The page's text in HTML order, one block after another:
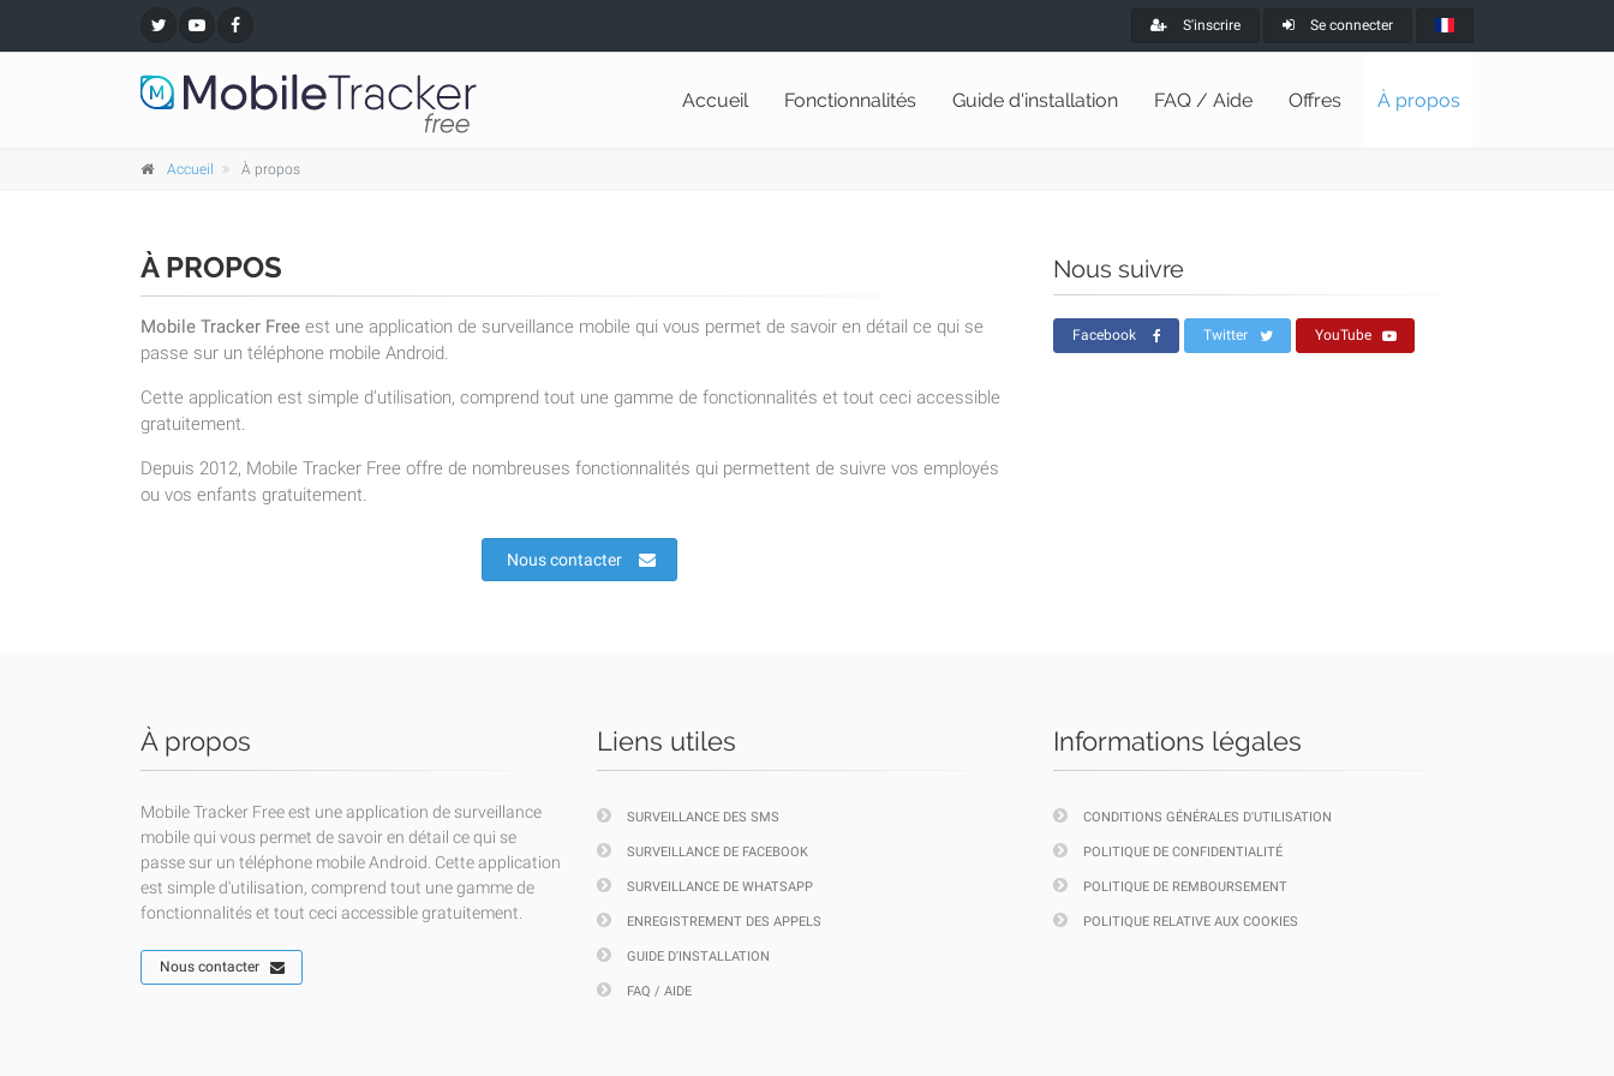
S'inscrire Se connecter
Accueil Fonctionnalités Guide d'installation FAQ / Aide Offres À propos
Accueil À propos
À PROPOS
Mobile Tracker Free est une application de surveillance mobile qui vous permet de savoir en détail ce qui se
passe sur un téléphone mobile Android.
Cette application est simple d'utilisation, comprend tout une gamme de fonctionnalités et tout ceci accessible
gratuitement.
Depuis 2012, Mobile Tracker Free offre de nombreuses fonctionnalités qui permettent de suivre vos employés
ou vos enfants gratuitement.
Nous contacter
Nous suivre
Facebook Twitter YouTube
À propos
Mobile Tracker Free est une application de surveillance
mobile qui vous permet de savoir en détail ce qui se
passe sur un téléphone mobile Android. Cette application
est simple d'utilisation, comprend tout une gamme de
fonctionnalités et tout ceci accessible gratuitement.
Nous contacter
Liens utiles
SURVEILLANCE DES SMS
SURVEILLANCE DE FACEBOOK
SURVEILLANCE DE WHATSAPP
ENREGISTREMENT DES APPELS
GUIDE D'INSTALLATION
FAQ / AIDE
Informations légales
CONDITIONS GÉNÉRALES D'UTILISATION
POLITIQUE DE CONFIDENTIALITÉ
POLITIQUE DE REMBOURSEMENT
POLITIQUE RELATIVE AUX COOKIES